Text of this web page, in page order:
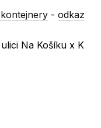
kontejnery -odkaz
Na Košíku x K